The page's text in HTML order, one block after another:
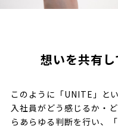
想いを共有
このように「UNITE」と
入社員がどう感じるか・
らあらゆる判断を行い、